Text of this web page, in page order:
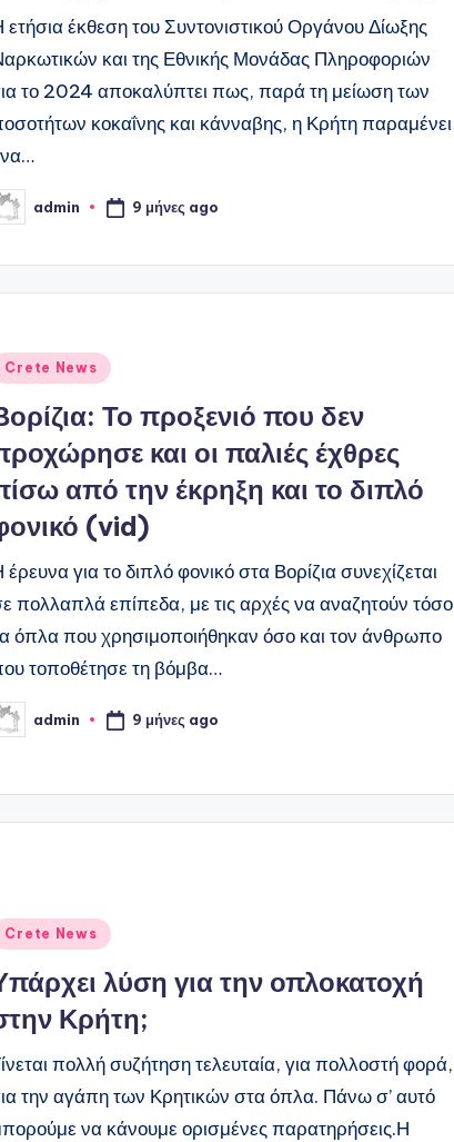
ετήσια έκθεση του Συντονιστικού Οργάνου Δίωξης
και της Εθνικής Μονάδας Πληροφοριών
το 2024 αποκαλύπτει πως, παρά τη μείωση των
κοκαΐνης και κάνναβης, η Κρήτη παραμένει
admin 9 μήνες ago
Crete News
Το προξενιό που δεν
και οι παλιές έχθρες
από την έκρηξη και το διπλό
(vid)
έρευνα για το διπλό φονικό στα Βορίζια συνεχίζεται
πολλαπλά επίπεδα, με τις αρχές να αναζητούν τόσο
όπλα που χρησιμοποιήθηκαν όσο και τον άνθρωπο
τοποθέτησε τη βόμβα…
admin 9 μήνες ago
Crete News
λύση για την οπλοκατοχή
Κρήτη;
πολλή συζήτηση τελευταία, για πολλοστή φορά,
την αγάπη των Κρητικών στα όπλα. Πάνω σ’ αυτό
να κάνουμε ορισμένες παρατηρήσεις.Η